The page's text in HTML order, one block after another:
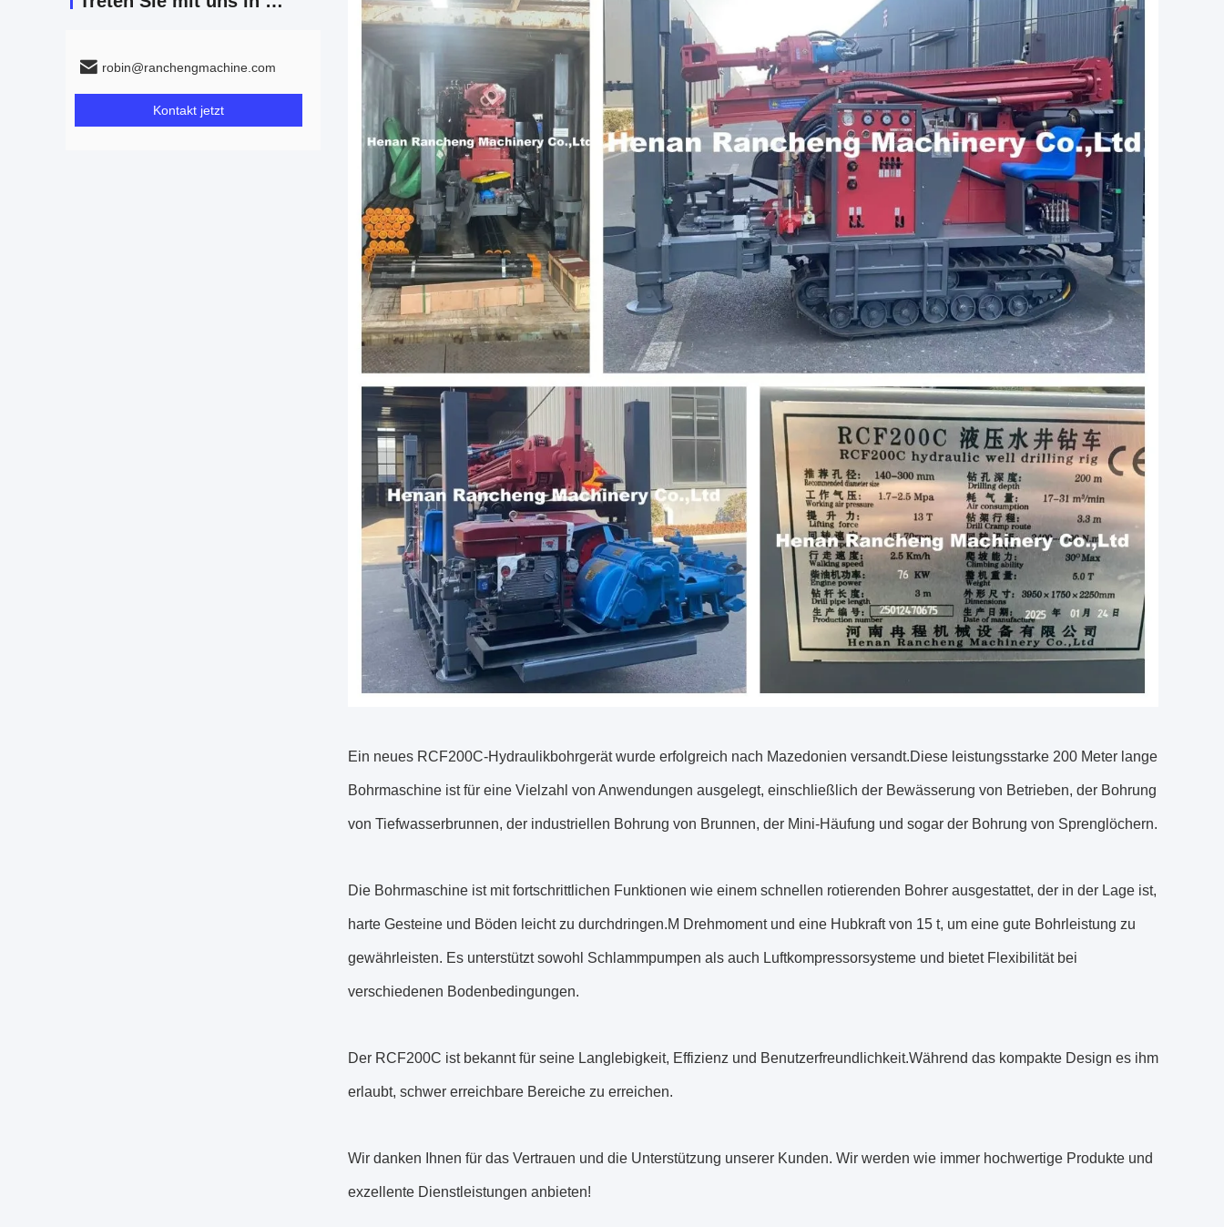
robin@ranchengmachine.com
Kontakt jetzt
Ein neues RCF200C-Hydraulikbohrgerät wurde erfolgreich nach Mazedonien versandt.Diese leistungsstarke 200 Meter lange
Bohrmaschine ist für eine Vielzahl von Anwendungen ausgelegt, einschließlich der Bewässerung von Betrieben, der Bohrung
von Tiefwasserbrunnen, der industriellen Bohrung von Brunnen, der Mini-Häufung und sogar der Bohrung von Sprenglöchern.
Die Bohrmaschine ist mit fortschrittlichen Funktionen wie einem schnellen rotierenden Bohrer ausgestattet, der in der Lage ist,
harte Gesteine und Böden leicht zu durchdringen.M Drehmoment und eine Hubkraft von 15 t, um eine gute Bohrleistung zu
gewährleisten. Es unterstützt sowohl Schlammpumpen als auch Luftkompressorsysteme und bietet Flexibilität bei
verschiedenen Bodenbedingungen.
Der RCF200C ist bekannt für seine Langlebigkeit, Effizienz und Benutzerfreundlichkeit.Während das kompakte Design es ihm
erlaubt, schwer erreichbare Bereiche zu erreichen.
Wir danken Ihnen für das Vertrauen und die Unterstützung unserer Kunden. Wir werden wie immer hochwertige Produkte und
exzellente Dienstleistungen anbieten!